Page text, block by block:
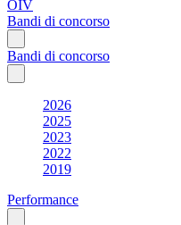
OIV
Bandi di concorso
Bandi di concorso
2026
2025
2023
2022
2019
Performance